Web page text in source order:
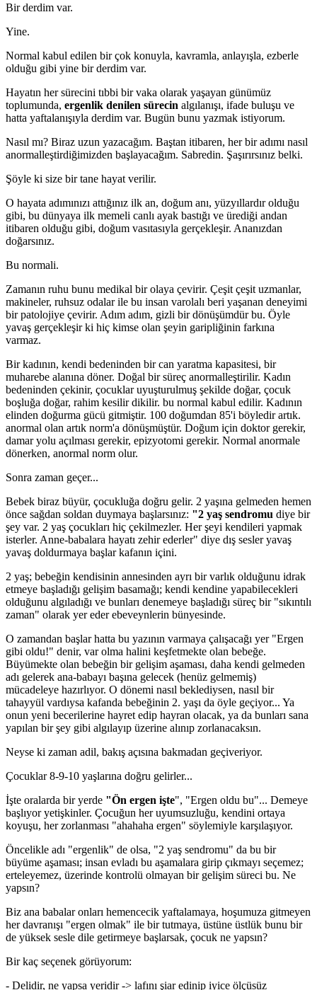
Bir derdim var.
Yine.
Normal kabul edilen bir çok konuyla, kavramla, anlayışla, ezberle
olduğu gibi yine bir derdim var.
Hayatın her sürecini tıbbi bir vaka olarak yaşayan günümüz
toplumunda, ergenlik denilen sürecin algılanışı, ifade buluşu ve
hatta yaftalanışıyla derdim var. Bugün bunu yazmak istiyorum.
Nasıl mı? Biraz uzun yazacağım. Baştan itibaren, her bir adımı nasıl
anormalleştirdiğimizden başlayacağım. Sabredin. Şaşırırsınız belki.
Şöyle ki size bir tane hayat verilir.
O hayata adımınızı attığınız ilk an, doğum anı, yüzyıllardır olduğu
gibi, bu dünyaya ilk memeli canlı ayak bastığı ve ürediği andan
itibaren olduğu gibi, doğum vasıtasıyla gerçekleşir. Ananızdan
doğarsınız.
Bu normali.
Zamanın ruhu bunu medikal bir olaya çevirir. Çeşit çeşit uzmanlar,
makineler, ruhsuz odalar ile bu insan varolalı beri yaşanan deneyimi
bir patolojiye çevirir. Adım adım, gizli bir dönüşümdür bu. Öyle
yavaş gerçekleşir ki hiç kimse olan şeyin garipliğinin farkına
varmaz.
Bir kadının, kendi bedeninden bir can yaratma kapasitesi, bir
muharebe alanına döner. Doğal bir süreç anormalleştirilir. Kadın
bedeninden çekinir, çocuklar uyuşturulmuş şekilde doğar, çocuk
boşluğa doğar, rahim kesilir dikilir. bu normal kabul edilir. Kadının
elinden doğurma gücü gitmiştir. 100 doğumdan 85'i böyledir artık.
anormal olan artık norm'a dönüşmüştür. Doğum için doktor gerekir,
damar yolu açılması gerekir, epizyotomi gerekir. Normal anormale
dönerken, anormal norm olur.
Sonra zaman geçer...
Bebek biraz büyür, çocukluğa doğru gelir. 2 yaşına gelmeden hemen
önce sağdan soldan duymaya başlarsınız: "2 yaş sendromu diye bir
şey var. 2 yaş çocukları hiç çekilmezler. Her şeyi kendileri yapmak
isterler. Anne-babalara hayatı zehir ederler" diye dış sesler yavaş
yavaş doldurmaya başlar kafanın içini.
2 yaş; bebeğin kendisinin annesinden ayrı bir varlık olduğunu idrak
etmeye başladığı gelişim basamağı; kendi kendine yapabilecekleri
olduğunu algıladığı ve bunları denemeye başladığı süreç bir "sıkıntılı
zaman" olarak yer eder ebeveynlerin bünyesinde.
O zamandan başlar hatta bu yazının varmaya çalışacağı yer "Ergen
gibi oldu!" denir, var olma halini keşfetmekte olan bebeğe.
Büyümekte olan bebeğin bir gelişim aşaması, daha kendi gelmeden
adı gelerek ana-babayı başına gelecek (henüz gelmemiş)
mücadeleye hazırlıyor. O dönemi nasıl beklediysen, nasıl bir
tahayyül vardıysa kafanda bebeğinin 2. yaşı da öyle geçiyor... Ya
onun yeni becerilerine hayret edip hayran olacak, ya da bunları sana
yapılan bir şey gibi algılayıp üzerine alınıp zorlanacaksın.
Neyse ki zaman adil, bakış açısına bakmadan geçiveriyor.
Çocuklar 8-9-10 yaşlarına doğru gelirler...
İşte oralarda bir yerde "Ön ergen işte", "Ergen oldu bu"... Demeye
başlıyor yetişkinler. Çocuğun her uyumsuzluğu, kendini ortaya
koyuşu, her zorlanması "ahahaha ergen" söylemiyle karşılaşıyor.
Öncelikle adı "ergenlik" de olsa, "2 yaş sendromu" da bu bir
büyüme aşaması; insan evladı bu aşamalara girip çıkmayı seçemez;
erteleyemez, üzerinde kontrolü olmayan bir gelişim süreci bu. Ne
yapsın?
Biz ana babalar onları hemencecik yaftalamaya, hoşumuza gitmeyen
her davranışı "ergen olmak" ile bir tutmaya, üstüne üstlük bunu bir
de yüksek sesle dile getirmeye başlarsak, çocuk ne yapsın?
Bir kaç seçenek görüyorum:
- Delidir, ne yapsa yeridir -> lafını şiar edinip iyice ölçüsüz